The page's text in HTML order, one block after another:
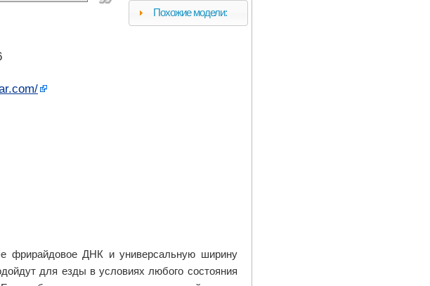
Похожие модели:
фрирайдовое ДНК и универсальную ширину
для езды в условиях любого состояния